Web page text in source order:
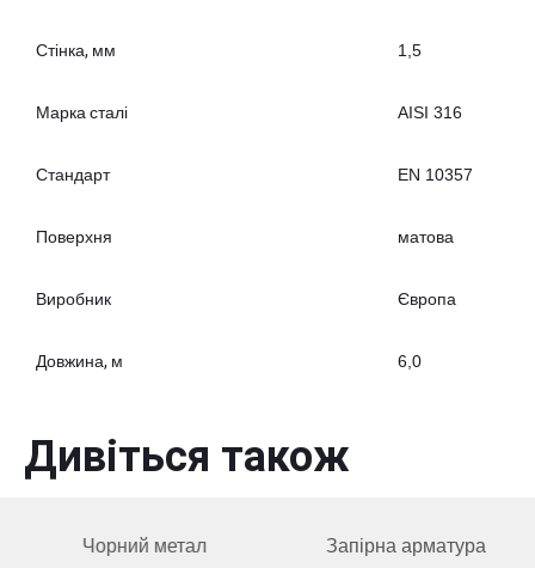
Стінка, мм 1,5
Марка сталі AISI 316
Стандарт EN 10357
Поверхня матова
Виробник Європа
Довжина, м 6,0
Дивіться також
метал Запірна арматура